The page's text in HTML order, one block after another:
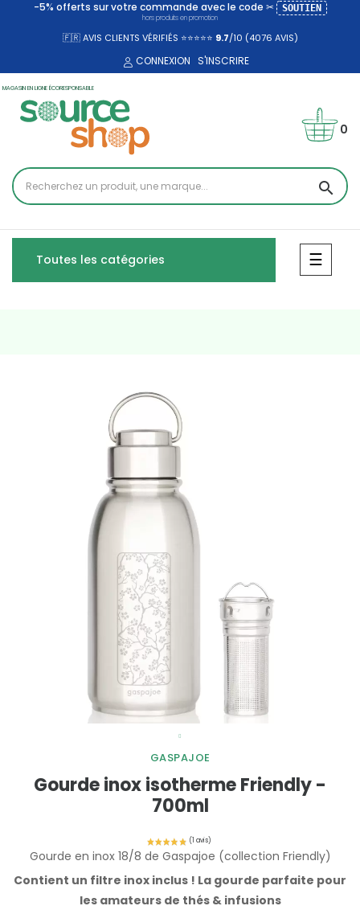
-5% offerts sur votre commande avec le code ✂ SOUTIEN
hors produits en promotion
🇫🇷 AVIS CLIENTS VÉRIFIÉS ⭐⭐⭐⭐⭐ 9.7/10 (4076 AVIS)
CONNEXION S'INSCRIRE
MAGASIN EN LIGNE ÉCORESPONSABLE
search
0
Toutes les catégories ☰
GASPAJOE
Gourde inox isotherme Friendly -
700ml
Gourde en inox 18/8 de Gaspajoe (collection Friendly)
Contient un filtre inox inclus ! La gourde parfaite pour
les amateurs de thés & infusions